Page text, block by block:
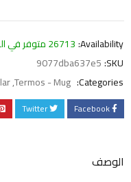
Availability: 26713 متوفر في المخزون
SKU:
9077dba637e5
Categories:
Termos - Mug
,
Facebook
Twitter
الوصف